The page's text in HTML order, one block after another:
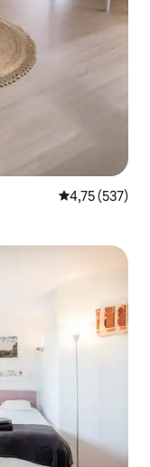
4,75 de uma
4,75 (537)